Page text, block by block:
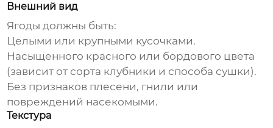
Внешний вид
Ягоды должны быть:
Целыми или крупными кусочками.
Насыщенного красного или бордового цвета
(зависит от сорта клубники и способа сушки).
Без признаков плесени, гнили или
повреждений насекомыми.
Текстура